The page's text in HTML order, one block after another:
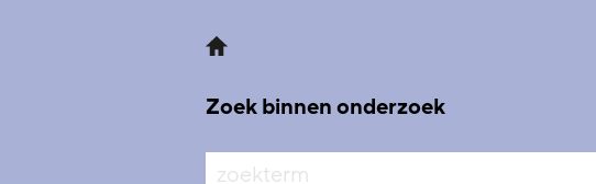
Zoek binnen onderzoek
zoeken